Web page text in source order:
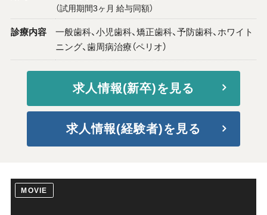
（試用期間3ヶ月 給与同額）
診療内容
一般歯科、小児歯科、矯正歯科、予防歯科、ホワイト
ニング、歯周病治療（ペリオ）
求人情報(新卒)を見る
求人情報(経験者)を見る
MOVIE